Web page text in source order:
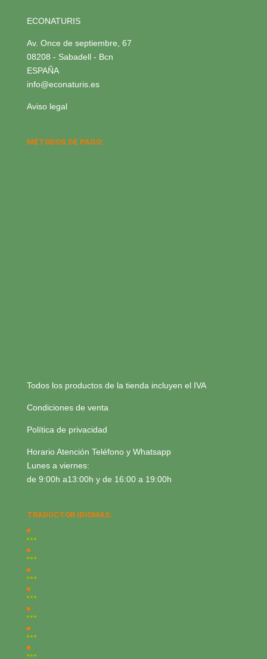
ECONATURIS
Av. Once de septiembre, 67
08208 - Sabadell - Bcn
ESPAÑA
info@econaturis.es
Aviso legal
MÉTODOS DE PAGO:
Todos los productos de la tienda incluyen el IVA
Condiciones de venta
Política de privacidad
Horario Atención Teléfono y Whatsapp
Lunes a viernes:
de 9:00h a13:00h y de 16:00 a 19:00h
TRADUCTOR IDIOMAS: